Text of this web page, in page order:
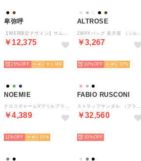
卑弥呼
￥12,375
25%
￥1,000
ALTROSE
￥3,267
10%
15
NOEMIE
クロスチャームVフリルブラウス （緑）
￥4,389
11%
15
FABIO RUSCONI
ストラップサンダル （ブラック）
￥32,560
20%